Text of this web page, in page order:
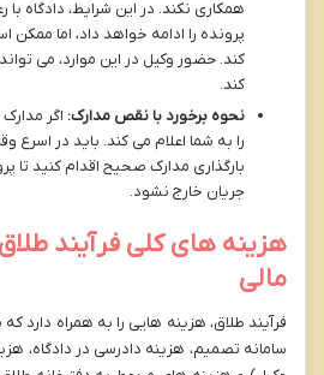
همکاری نکند. در این شرایط، دادگاه با
پرونده را ادامه خواهد داد، اما ممکن
کند. حضور وکیل در این موارد، می
کند.
نحوه برخورد با نقص مدارک: اگر
را به شما اعلام می کند. باید در
بارگذاری مدارک صحیح اقدام کنید تا
جریان خارج نشود.
هزینه های کلی فرآیند
مالی
فرآیند طلاق، هزینه هایی را به همراه دارد
سامانه تصمیم، هزینه دادرسی در دادگاه،